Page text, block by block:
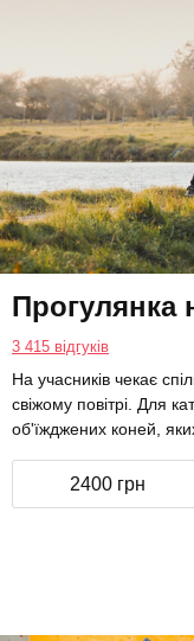
Прогулянка
3 415 відгуків
На учасників чекає
свіжому повітрі. Для
об'їжджених коней,
2400 грн